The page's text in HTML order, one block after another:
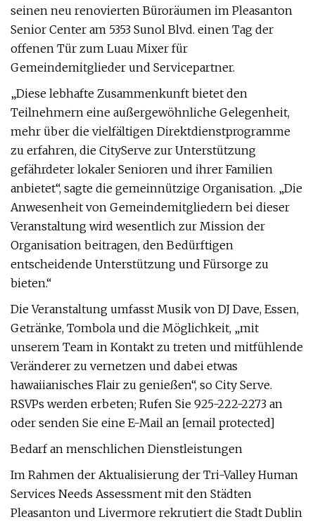
seinen neu renovierten Büroräumen im Pleasanton
Senior Center am 5353 Sunol Blvd. einen Tag der
offenen Tür zum Luau Mixer für
Gemeindemitglieder und Servicepartner.
„Diese lebhafte Zusammenkunft bietet den
Teilnehmern eine außergewöhnliche Gelegenheit,
mehr über die vielfältigen Direktdienstprogramme
zu erfahren, die CityServe zur Unterstützung
gefährdeter lokaler Senioren und ihrer Familien
anbietet“, sagte die gemeinnützige Organisation. „Die
Anwesenheit von Gemeindemitgliedern bei dieser
Veranstaltung wird wesentlich zur Mission der
Organisation beitragen, den Bedürftigen
entscheidende Unterstützung und Fürsorge zu
bieten.“
Die Veranstaltung umfasst Musik von DJ Dave, Essen,
Getränke, Tombola und die Möglichkeit, „mit
unserem Team in Kontakt zu treten und mitfühlende
Veränderer zu vernetzen und dabei etwas
hawaiianisches Flair zu genießen“, so City Serve.
RSVPs werden erbeten; Rufen Sie 925-222-2273 an
oder senden Sie eine E-Mail an [email protected]
Bedarf an menschlichen Dienstleistungen
Im Rahmen der Aktualisierung der Tri-Valley Human
Services Needs Assessment mit den Städten
Pleasanton und Livermore rekrutiert die Stadt Dublin